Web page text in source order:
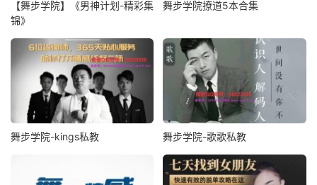
【舞步学院】《男神计划-精彩集
锦》
舞步学院撩道5本合集
舞步学院-kings私教 舞步学院-歌歌私教